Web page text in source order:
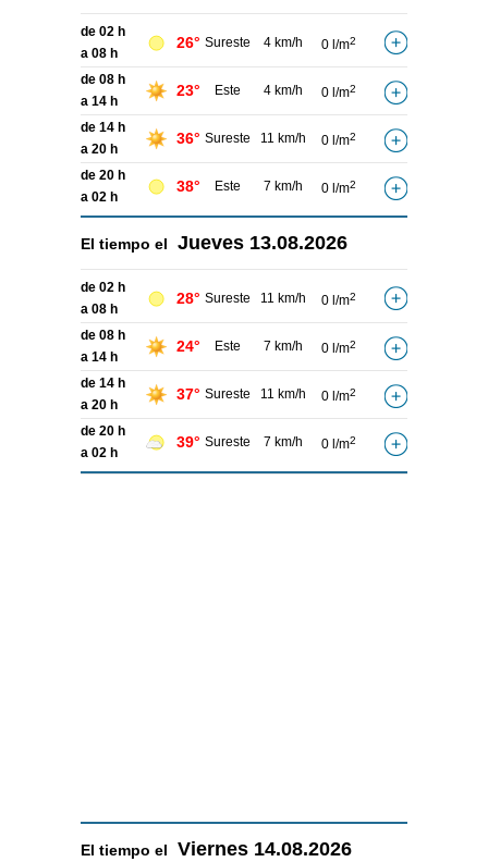
de 02 h
a 08 h
26° Sureste 4 km/h 0 l/m2
de 08 h
a 14 h
23° Este 4 km/h 0 l/m2
de 14 h
a 20 h
36° Sureste 11 km/h 0 l/m2
de 20 h
a 02 h
38° Este 7 km/h 0 l/m2
El tiempo el Jueves 13.08.2026
de 02 h
a 08 h
28° Sureste 11 km/h 0 l/m2
de 08 h
a 14 h
24° Este 7 km/h 0 l/m2
de 14 h
a 20 h
37° Sureste 11 km/h 0 l/m2
de 20 h
a 02 h
39° Sureste 7 km/h 0 l/m2
El tiempo el Viernes 14.08.2026